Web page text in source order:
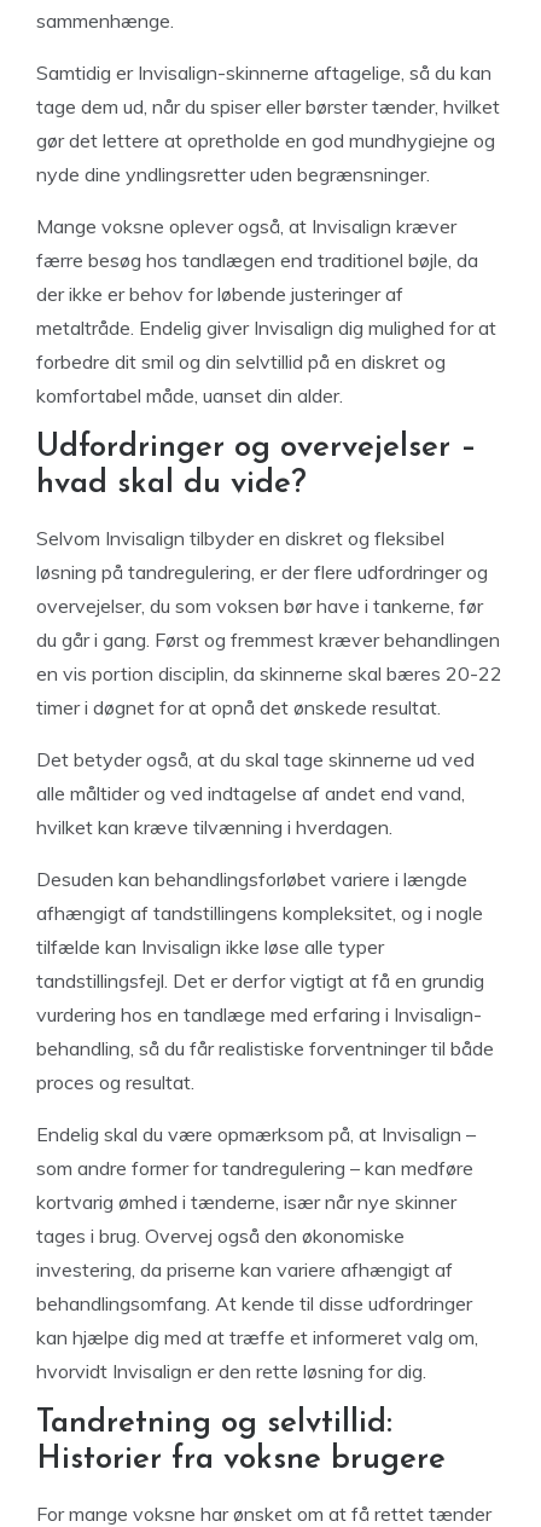
sammenhænge.
Samtidig er Invisalign-skinnerne aftagelige, så du kan
tage dem ud, når du spiser eller børster tænder, hvilket
gør det lettere at opretholde en god mundhygiejne og
nyde dine yndlingsretter uden begrænsninger.
Mange voksne oplever også, at Invisalign kræver
færre besøg hos tandlægen end traditionel bøjle, da
der ikke er behov for løbende justeringer af
metaltråde. Endelig giver Invisalign dig mulighed for at
forbedre dit smil og din selvtillid på en diskret og
komfortabel måde, uanset din alder.
Udfordringer og overvejelser –
hvad skal du vide?
Selvom Invisalign tilbyder en diskret og fleksibel
løsning på tandregulering, er der flere udfordringer og
overvejelser, du som voksen bør have i tankerne, før
du går i gang. Først og fremmest kræver behandlingen
en vis portion disciplin, da skinnerne skal bæres 20-22
timer i døgnet for at opnå det ønskede resultat.
Det betyder også, at du skal tage skinnerne ud ved
alle måltider og ved indtagelse af andet end vand,
hvilket kan kræve tilvænning i hverdagen.
Desuden kan behandlingsforløbet variere i længde
afhængigt af tandstillingens kompleksitet, og i nogle
tilfælde kan Invisalign ikke løse alle typer
tandstillingsfejl. Det er derfor vigtigt at få en grundig
vurdering hos en tandlæge med erfaring i Invisalign-
behandling, så du får realistiske forventninger til både
proces og resultat.
Endelig skal du være opmærksom på, at Invisalign –
som andre former for tandregulering – kan medføre
kortvarig ømhed i tænderne, især når nye skinner
tages i brug. Overvej også den økonomiske
investering, da priserne kan variere afhængigt af
behandlingsomfang. At kende til disse udfordringer
kan hjælpe dig med at træffe et informeret valg om,
hvorvidt Invisalign er den rette løsning for dig.
Tandretning og selvtillid:
Historier fra voksne brugere
For mange voksne har ønsket om at få rettet tænder